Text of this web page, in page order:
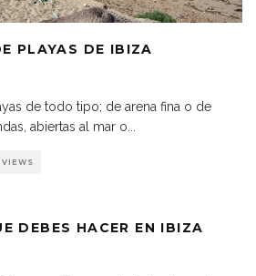
PLAYAS DE IBIZA
de todo tipo; de arena fina o de
abiertas al mar o
DEBES HACER EN IBIZA